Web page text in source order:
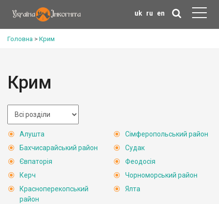
uk ru en
Головна > Крим
Крим
Алушта
Бахчисарайський район
Євпаторія
Керч
Красноперекопський
район
Сімферопольський район
Судак
Феодосія
Чорноморський район
Ялта